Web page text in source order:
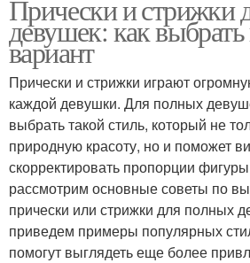
Прически и стрижки
девушек: как
вариант
Прически и стрижки играют
каждой девушки. Для полных
выбрать такой стиль, который не
природную красоту, но и поможет
скорректировать пропорции
рассмотрим основные советы по
прически или стрижки для полных
приведем примеры популярных
помогут выглядеть еще более